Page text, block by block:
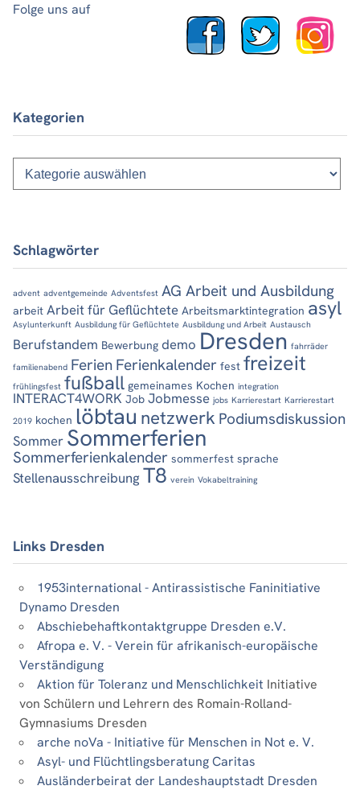
Folge uns auf
Kategorien
Kategorien
Schlagwörter
advent adventgemeinde Adventsfest AG Arbeit und Ausbildung
arbeit Arbeit für Geflüchtete Arbeitsmarktintegration asyl
Asylunterkunft Ausbildung für Geflüchtete Ausbildung und Arbeit Austausch
Berufstandem Bewerbung demo Dresden fahrräder
familienabend Ferien Ferienkalender fest freizeit
frühlingsfest fußball gemeinames Kochen integration
INTERACT4WORK Job Jobmesse jobs Karrierestart Karrierestart
2019 kochen löbtau netzwerk Podiumsdiskussion
Sommer Sommerferien
Sommerferienkalender sommerfest sprache
Stellenausschreibung T8 verein Vokabeltraining
Links Dresden
1953international - Antirassistische Faninitiative
Dynamo Dresden
Abschiebehaftkontaktgruppe Dresden e.V.
Afropa e. V. - Verein für afrikanisch-europäische
Verständigung
Aktion für Toleranz und Menschlichkeit Initiative
von Schülern und Lehrern des Romain-Rolland-
Gymnasiums Dresden
arche noVa - Initiative für Menschen in Not e. V.
Asyl- und Flüchtlingsberatung Caritas
Ausländerbeirat der Landeshauptstadt Dresden